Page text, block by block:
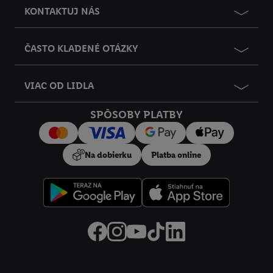
KONTAKTUJ NÁS
ČASTO KLADENÉ OTÁZKY
VIAC OD LIDLA
SPÔSOBY PLATBY
Na dobierku Platba online
údajov.Imprint nájdete tu.